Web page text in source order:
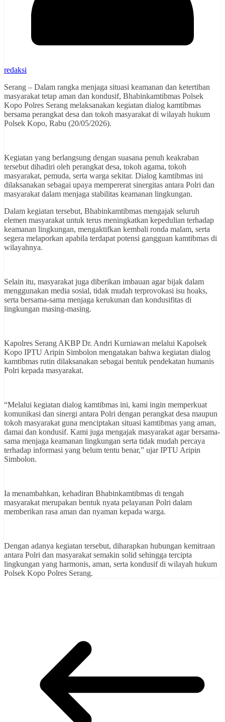
redaksi
Serang – Dalam rangka menjaga situasi keamanan dan ketertiban
masyarakat tetap aman dan kondusif, Bhabinkamtibmas Polsek
Kopo Polres Serang melaksanakan kegiatan dialog kamtibmas
bersama perangkat desa dan tokoh masyarakat di wilayah hukum
Polsek Kopo, Rabu (20/05/2026).
Kegiatan yang berlangsung dengan suasana penuh keakraban
tersebut dihadiri oleh perangkat desa, tokoh agama, tokoh
masyarakat, pemuda, serta warga sekitar. Dialog kamtibmas ini
dilaksanakan sebagai upaya mempererat sinergitas antara Polri dan
masyarakat dalam menjaga stabilitas keamanan lingkungan.
Dalam kegiatan tersebut, Bhabinkamtibmas mengajak seluruh
elemen masyarakat untuk terus meningkatkan kepedulian terhadap
keamanan lingkungan, mengaktifkan kembali ronda malam, serta
segera melaporkan apabila terdapat potensi gangguan kamtibmas di
wilayahnya.
Selain itu, masyarakat juga diberikan imbauan agar bijak dalam
menggunakan media sosial, tidak mudah terprovokasi isu hoaks,
serta bersama-sama menjaga kerukunan dan kondusifitas di
lingkungan masing-masing.
Kapolres Serang AKBP Dr. Andri Kurniawan melalui Kapolsek
Kopo IPTU Aripin Simbolon mengatakan bahwa kegiatan dialog
kamtibmas rutin dilaksanakan sebagai bentuk pendekatan humanis
Polri kepada masyarakat.
“Melalui kegiatan dialog kamtibmas ini, kami ingin memperkuat
komunikasi dan sinergi antara Polri dengan perangkat desa maupun
tokoh masyarakat guna menciptakan situasi kamtibmas yang aman,
damai dan kondusif. Kami juga mengajak masyarakat agar bersama-
sama menjaga keamanan lingkungan serta tidak mudah percaya
terhadap informasi yang belum tentu benar,” ujar IPTU Aripin
Simbolon.
Ia menambahkan, kehadiran Bhabinkamtibmas di tengah
masyarakat merupakan bentuk nyata pelayanan Polri dalam
memberikan rasa aman dan nyaman kepada warga.
Dengan adanya kegiatan tersebut, diharapkan hubungan kemitraan
antara Polri dan masyarakat semakin solid sehingga tercipta
lingkungan yang harmonis, aman, serta kondusif di wilayah hukum
Polsek Kopo Polres Serang.